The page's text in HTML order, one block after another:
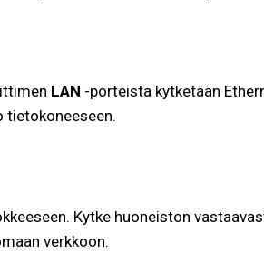
LAN -porteista kytketään
tietokoneeseen.
Kytke huoneiston
verkkoon.